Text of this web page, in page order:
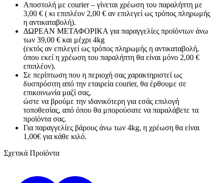
Αποστολή με courier – γίνεται χρέωση του παραλήπτη με
3,00 € ( κι επιπλέον 2,00 € αν επιλεγεί ως τρόπος πληρωμής
η αντικαταβολή).
ΔΩΡΕΑΝ ΜΕΤΑΦΟΡΙΚΑ για παραγγελίες προϊόντων άνω
των 39,00 € και μέχρι 4kg
(εκτός αν επιλεγεί ως τρόπος πληρωμής η αντικαταβολή,
όπου εκεί η χρέωση του παραλήπτη θα είναι μόνο 2,00 €
επιπλέον).
Σε περίπτωση που η περιοχή σας χαρακτηριστεί ως
δυσπρόσιτη από την εταιρεία courier, θα έρθουμε σε
επικοινωνία μαζί σας,
ώστε να βρούμε την ιδανικότερη για εσάς επιλογή
τοποθεσίας, από όπου θα μπορούσατε να παραλάβετε τα
προϊόντα σας.
Για παραγγελίες βάρους άνω των 4kg, η χρέωση θα είναι
1,00€ για κάθε κιλό.
Σχετικά Προϊόντα